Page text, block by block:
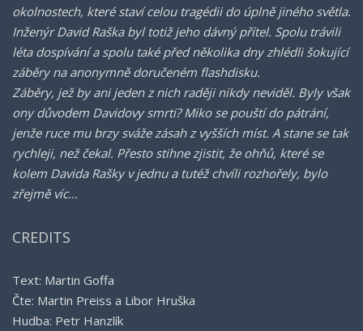
okolnostech, které staví celou tragédii do úplně jiného světla.
Inženýr David Raška byl totiž jeho dávný přítel. Spolu trávili
léta dospívání a spolu také před několika dny zhlédli šokující
záběry na anonymně doručeném flashdisku.
Záběry, jež by ani jeden z nich raději nikdy neviděl. Byly však
ony důvodem Davidovy smrti? Miko se pouští do pátrání,
jenže ruce mu brzy sváže zásah z vyšších míst. A stane se tak
rychleji, než čekal. Přesto stihne zjistit, že ohňů, které se
kolem Davida Rašky v jednu a tutéž chvíli rozhořely, bylo
zřejmě víc…
CREDITS
Text: Martin Goffa
Čte: Martin Preiss a Libor Hruška
Hudba: Petr Hanzlík